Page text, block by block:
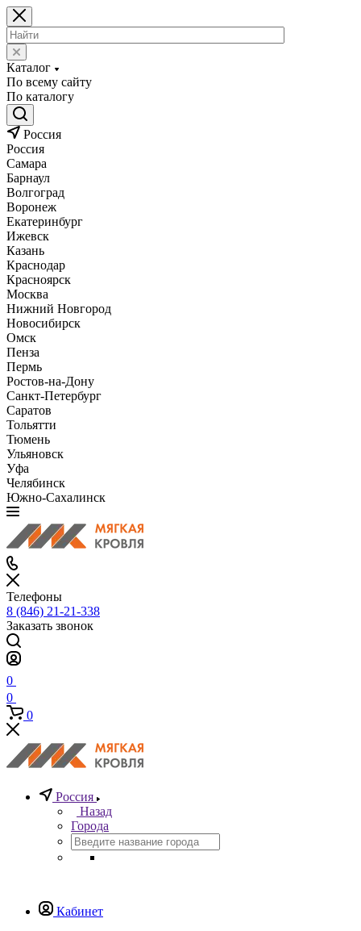
Каталог
По всему сайту
По каталогу
Россия
Россия
Самара
Барнаул
Волгоград
Воронеж
Екатеринбург
Ижевск
Казань
Краснодар
Красноярск
Москва
Нижний Новгород
Новосибирск
Омск
Пенза
Пермь
Ростов-на-Дону
Санкт-Петербург
Саратов
Тольятти
Тюмень
Ульяновск
Уфа
Челябинск
Южно-Сахалинск
Телефоны
8 (846) 21-21-338
Заказать звонок
0
0
0
Россия
Назад
Города
Кабинет